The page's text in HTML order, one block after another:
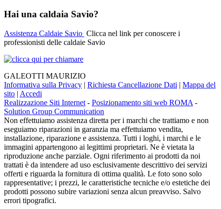
Hai una caldaia Savio?
Assistenza Caldaie Savio Clicca nel link per conoscere i
professionisti delle caldaie Savio
GALEOTTI MAURIZIO
Informativa sulla Privacy | Richiesta Cancellazione Dati | Mappa del
sito | Accedi
Realizzazione Siti Internet - Posizionamento siti web ROMA -
Solution Group Communication
Non effettuiamo assistenza diretta per i marchi che trattiamo e non
eseguiamo riparazioni in garanzia ma effettuiamo vendita,
installazione, riparazione e assistenza. Tutti i loghi, i marchi e le
immagini appartengono ai legittimi proprietari. Ne è vietata la
riproduzione anche parziale. Ogni riferimento ai prodotti da noi
trattati è da intendere ad uso esclusivamente descrittivo dei servizi
offerti e riguarda la fornitura di ottima qualità. Le foto sono solo
rappresentative; i prezzi, le caratteristiche tecniche e/o estetiche dei
prodotti possono subire variazioni senza alcun preavviso. Salvo
errori tipografici.